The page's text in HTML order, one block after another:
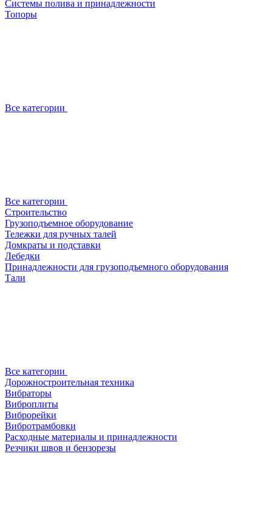
Системы полива и принадлежности
Топоры
Все категории
Все категории
Строительство
Грузоподъемное оборудование
Тележки для ручных талей
Домкраты и подставки
Лебедки
Принадлежности для грузоподъемного оборудования
Тали
Все категории
Дорожностроительная техника
Вибраторы
Виброплиты
Виброрейки
Вибротрамбовки
Расходные материалы и принадлежности
Резчики швов и бензорезы